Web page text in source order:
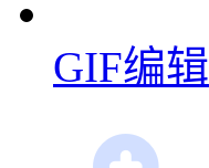
GIF编辑